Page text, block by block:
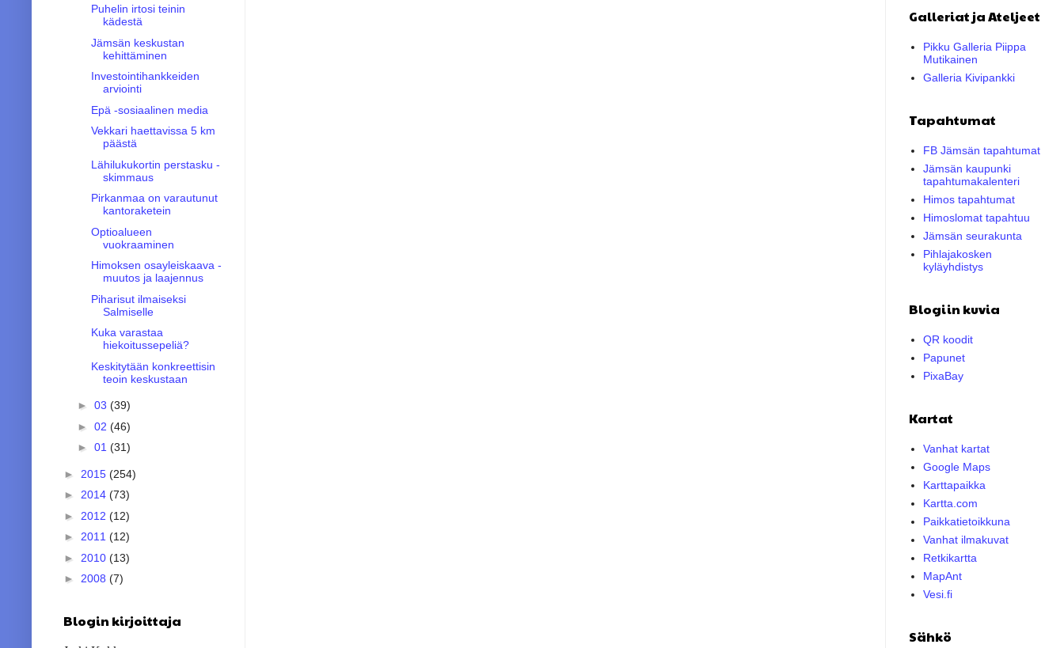
Puhelin irtosi teinin
kädestä
Jämsän keskustan
kehittäminen
Investointihankkeiden
arviointi
Epä -sosiaalinen media
Vekkari haettavissa 5 km
päästä
Lähilukukortin perstasku -
skimmaus
Pirkanmaa on varautunut
kantoraketein
Optioalueen
vuokraaminen
Himoksen osayleiskaava -
muutos ja laajennus
Piharisut ilmaiseksi
Salmiselle
Kuka varastaa
hiekoitussepeliä?
Keskitytään konkreettisin
teoin keskustaan
► 03 (39)
► 02 (46)
► 01 (31)
► 2015 (254)
► 2014 (73)
► 2012 (12)
► 2011 (12)
► 2010 (13)
► 2008 (7)
Blogin kirjoittaja
Galleriat ja Ateljeet
Pikku Galleria Piippa
Mutikainen
Galleria Kivipankki
Tapahtumat
FB Jämsän tapahtumat
Jämsän kaupunki
tapahtumakalenteri
Himos tapahtumat
Himoslomat tapahtuu
Jämsän seurakunta
Pihlajakosken
kyläyhdistys
Blogiin kuvia
QR koodit
Papunet
PixaBay
Kartat
Vanhat kartat
Google Maps
Karttapaikka
Kartta.com
Paikkatietoikkuna
Vanhat ilmakuvat
Retkikartta
MapAnt
Vesi.fi
Sähkö